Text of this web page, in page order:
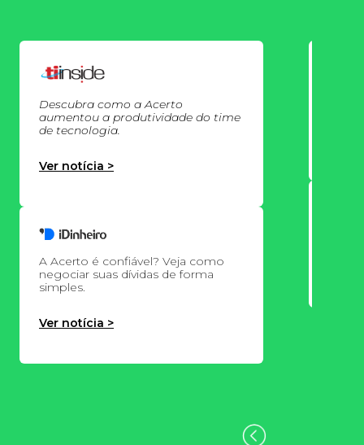
Descubra como a Acerto
aumentou a produtividade do time
de tecnologia.
Ver notícia >
A Acerto é confiável? Veja como
negociar suas dívidas de forma
simples.
Ver notícia >